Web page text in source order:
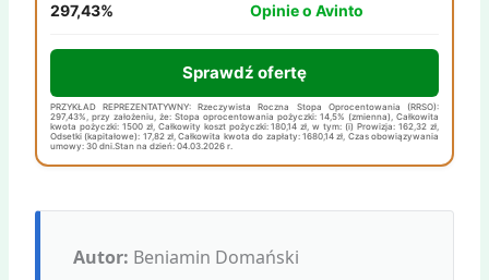
297,43% Opinie o Avinto
Sprawdź ofertę
PRZYKŁAD REPREZENTATYWNY: Rzeczywista Roczna Stopa Oprocentowania (RRSO):
297,43%, przy założeniu, że: Stopa oprocentowania pożyczki: 14,5% (zmienna), Całkowita
kwota pożyczki: 1500 zł, Całkowity koszt pożyczki: 180,14 zł, w tym: (i) Prowizja: 162,32 zł,
Odsetki (kapitałowe): 17,82 zł, Całkowita kwota do zapłaty: 1680,14 zł, Czas obowiązywania
umowy: 30 dni.Stan na dzień: 04.03.2026 r.
Autor: Beniamin Domański